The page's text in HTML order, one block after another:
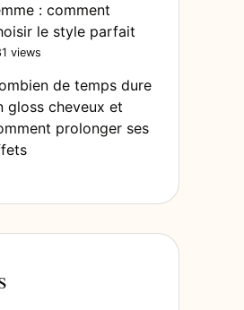
: comment
le style parfait
views
de temps dure
gloss cheveux et
prolonger ses